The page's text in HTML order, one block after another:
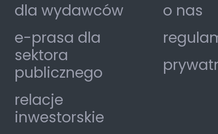
dla wydawców
e-prasa dla
sektora
publicznego
relacje
inwestorskie
o nas